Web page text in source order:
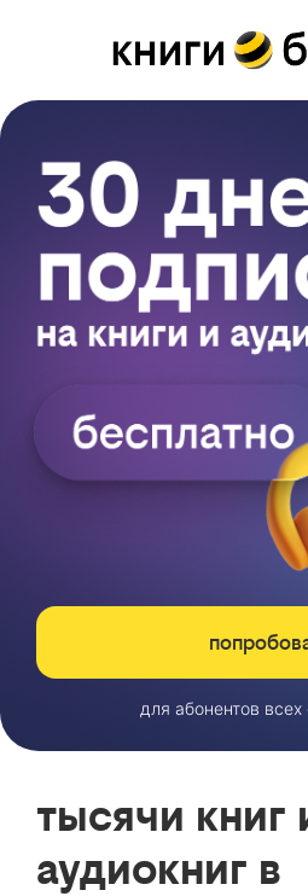
для абонентов всех
тысячи книг
аудиокниг в